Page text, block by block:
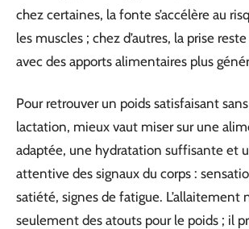
chez certaines, la fonte s’accélère au
les muscles ; chez d’autres, la prise
avec des apports alimentaires plus
Pour retrouver un poids satisfaisant
lactation, mieux vaut miser sur une
adaptée, une hydratation suffisante et
attentive des signaux du corps :
satiété, signes de fatigue. L’allaitement
seulement des atouts pour le poids ; il